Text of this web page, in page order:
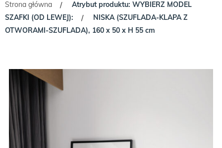
Strona główna /
Atrybut produktu: WYBIERZ MODEL
SZAFKI (OD LEWEJ):
/
NISKA (SZUFLADA-KLAPA Z
OTWORAMI-SZUFLADA), 160 x 50 x H 55 cm